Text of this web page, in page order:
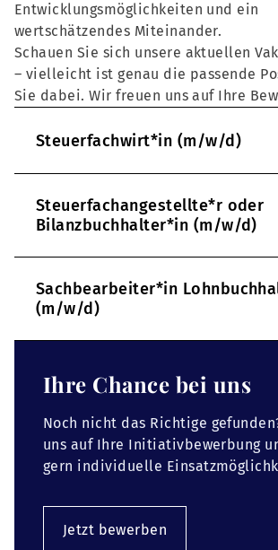
Entwicklungsmöglichkeiten und ein
wertschätzendes Miteinander.
Schauen Sie sich unsere aktuellen
– vielleicht ist genau die passende
Sie dabei. Wir freuen uns auf Ihre
Steuerfachwirt*in (m/w/d)
Steuerfachangestellte*r oder
Bilanzbuchhalter*in (m/w/d)
Sachbearbeiter*in
(m/w/d)
Ihre Chance bei uns
Noch nicht das Richtige
uns auf Ihre Initiativbewerbung
gern individuelle
Jetzt bewerben